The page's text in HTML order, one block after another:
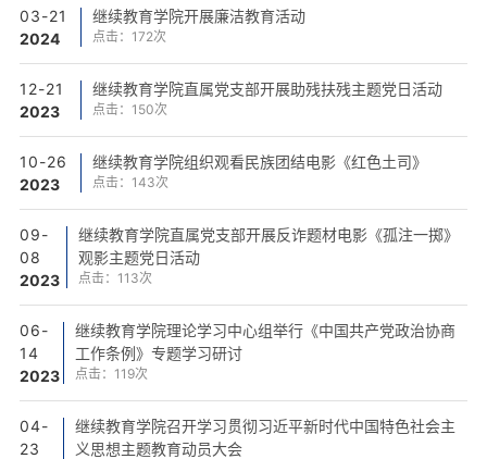
03-21
2024
继续教育学院开展廉洁教育活动
点击： 172次
12-21
2023
继续教育学院直属党支部开展助残扶残主题党日活动
点击： 150次
10-26
2023
继续教育学院组织观看民族团结电影《红色土司》
点击： 143次
09-
08
2023
继续教育学院直属党支部开展反诈题材电影《孤注一掷》
观影主题党日活动
点击：113次
06-
14
2023
继续教育学院理论学习中心组举行《中国共产党政治协商
工作条例》专题学习研讨
点击： 119次
04-
23
继续教育学院召开学习贯彻习近平新时代中国特色社会主
义思想主题教育动员大会